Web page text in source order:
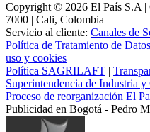
Copyright © 2026 El País S.A
7000 | Cali, Colombia
Servicio al cliente: Canales de
Política de Tratamiento de Datos
uso y cookies
Política SAGRILAFT |
Superintendencia de Industria
Proceso de reorganización El
Publicidad en Bogotá - Pedro